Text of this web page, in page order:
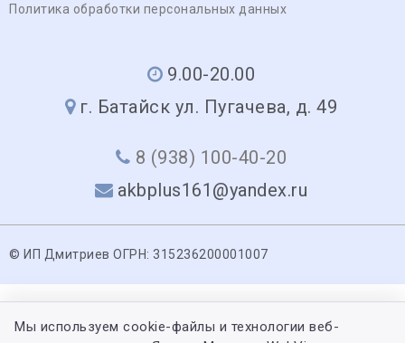
Политика обработки персональных данных
9.00-20.00
г. Батайск ул. Пугачева, д. 49
8 (938) 100-40-20
akbplus161@yandex.ru
© ИП Дмитриев ОГРН: 315236200001007
Мы используем cookie-файлы и технологии веб-